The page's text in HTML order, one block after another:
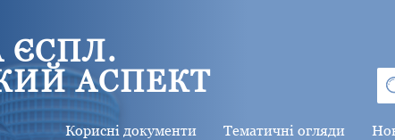
ЄСПЛ.
АСПЕКТ
Корисні документи Тематичні огляди